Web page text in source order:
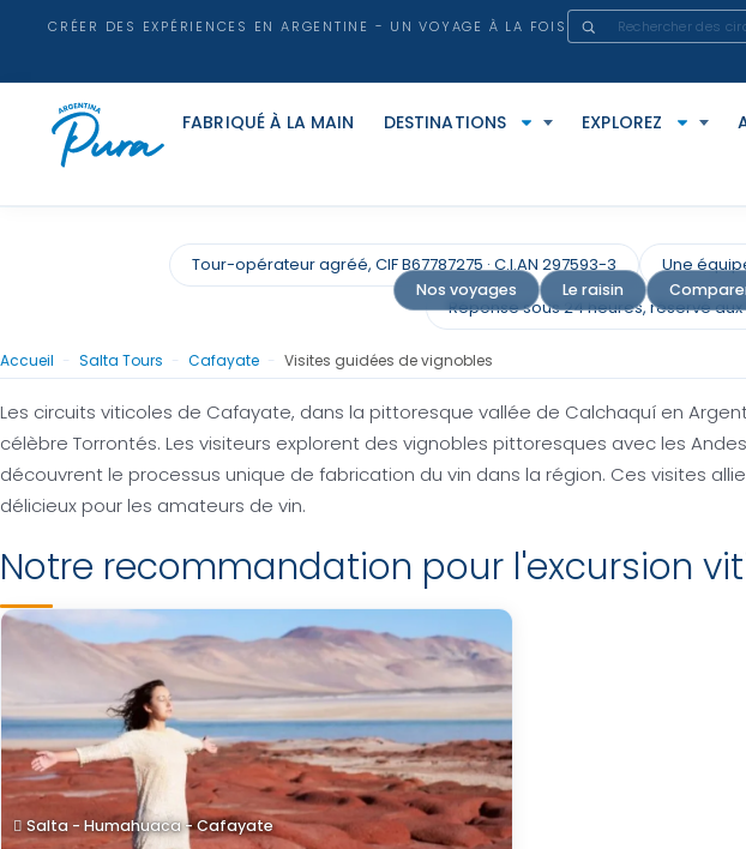
CRÉER DES EXPÉRIENCES EN ARGENTINE - UN VOYAGE À LA FOIS
FABRIQUÉ À LA MAIN DESTINATIONS EXPLOREZ
Cafayate Wine Tours
Goûter l'altitude : Explorer les saveurs uniques de Cafayate Wine
Nos voyages Le raisin
Tour-opérateur agréé, CIF B67787275 · C.I.AN 297593-3
Une
Réponse sous 24 heures, réservé
Accueil - Salta Tours - Cafayate - Visites guidées de vignobles
Les circuits viticoles de Cafayate, dans la pittoresque vallée de Calchaquí en
célèbre Torrontés. Les visiteurs explorent des vignobles pittoresques avec les
découvrent le processus unique de fabrication du vin dans la région. Ces visites
délicieux pour les amateurs de vin.
Notre recommandation pour l'excursion
Salta - Humahuaca - Cafayate